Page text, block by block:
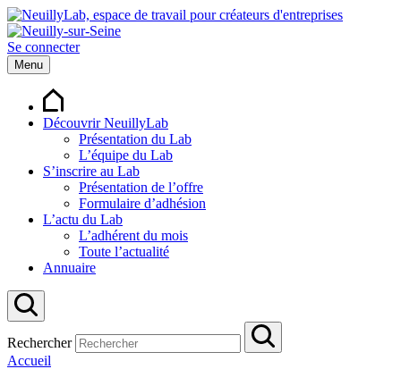
Se connecter
Menu
Découvrir NeuillyLab
Présentation du Lab
L’équipe du Lab
S’inscrire au Lab
Présentation de l’offre
Formulaire d’adhésion
L’actu du Lab
L’adhérent du mois
Toute l’actualité
Annuaire
Rechercher
Accueil